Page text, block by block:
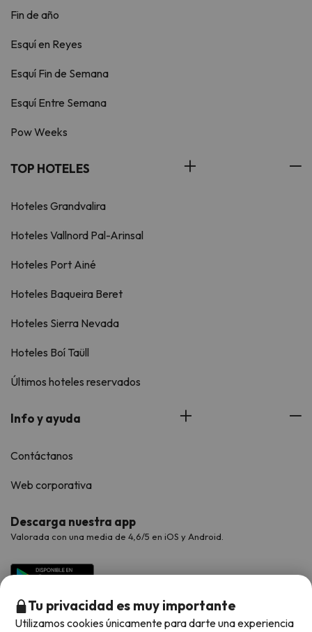
Fin de año
Esquí en Reyes
Esquí Fin de Semana
Esquí Entre Semana
Pow Weeks
TOP HOTELES
Hoteles Grandvalira
Hoteles Vallnord Pal-Arinsal
Hoteles Port Ainé
Hoteles Baqueira Beret
Hoteles Sierra Nevada
Hoteles Boí Taüll
Últimos hoteles reservados
Info y ayuda
Contáctanos
Web corporativa
Descarga nuestra app
Valorada con una media de 4,6/5 en iOS y Android.
Tu privacidad es muy importante
Utilizamos cookies únicamente para darte una experiencia